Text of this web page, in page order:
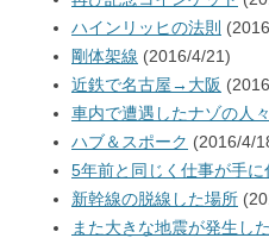
ハインリッヒの法則
剛体架線 (2016/4/21)
近鉄で名古屋→大阪
車内で遭遇したナゾの人
ハブ＆スポーク (2016/4/
5年前と同じく仕事が手
新幹線の脱線した場所
また大きな地震が発生し